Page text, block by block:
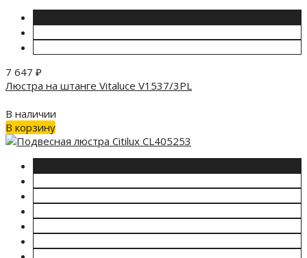
7 647 ₽
Люстра на штанге Vitaluce V1537/3PL
В наличии
В корзину